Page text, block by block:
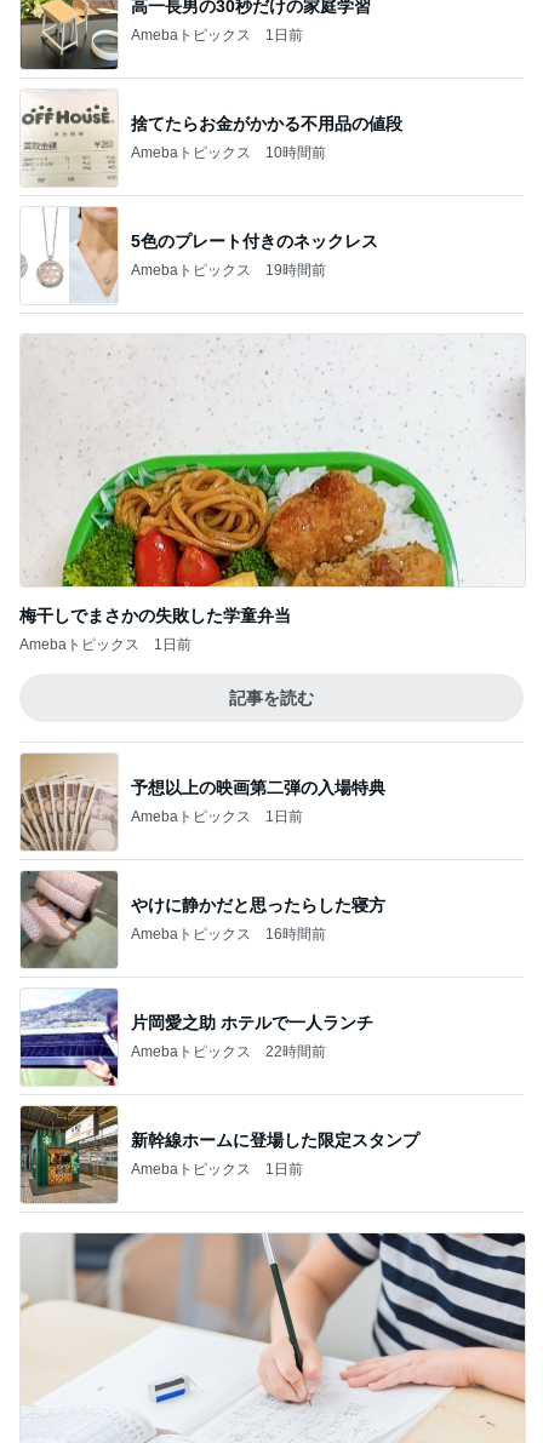
高一長男の30秒だけの家庭学習
Amebaトピックス 1日前
捨てたらお金がかかる不用品の値段
Amebaトピックス 10時間前
5色のプレート付きのネックレス
Amebaトピックス 19時間前
梅干しでまさかの失敗した学童弁当
Amebaトピックス 1日前
記事を読む
予想以上の映画第二弾の入場特典
Amebaトピックス 1日前
やけに静かだと思ったらした寝方
Amebaトピックス 16時間前
片岡愛之助 ホテルで一人ランチ
Amebaトピックス 22時間前
新幹線ホームに登場した限定スタンプ
Amebaトピックス 1日前